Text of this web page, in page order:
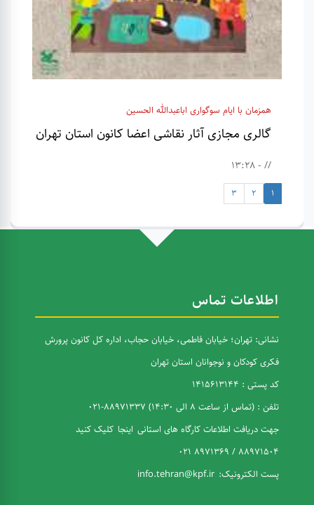
همزمان با ایام سوگواری اباعبدالله الحسین
گالری مجازی آثار نقاشی اعضا کانون استان تهران
// - 13:28
1
2
3
اطلاعات تماس
نشانی: تهران؛ خیابان فاطمی، خیابان حجاب، اداره کل کانون پرورش
فکری کودکان و نوجوانان استان تهران
کد پستی : 1415613144
تلفن : (تماس از ساعت 8 الی 14:30) 88971337-021
جهت دریافت اطلاعات کارگاه های استانی اینجا کلیک کنید
88971504 / 8971369 021
پست الکترونیک: info.tehran@kpf.ir